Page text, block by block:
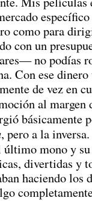
como para
con un
no podías
Con ese dinero
de vez en
al margen
básicamente
, pero a la
último mono y
divertidas y
haciendo los